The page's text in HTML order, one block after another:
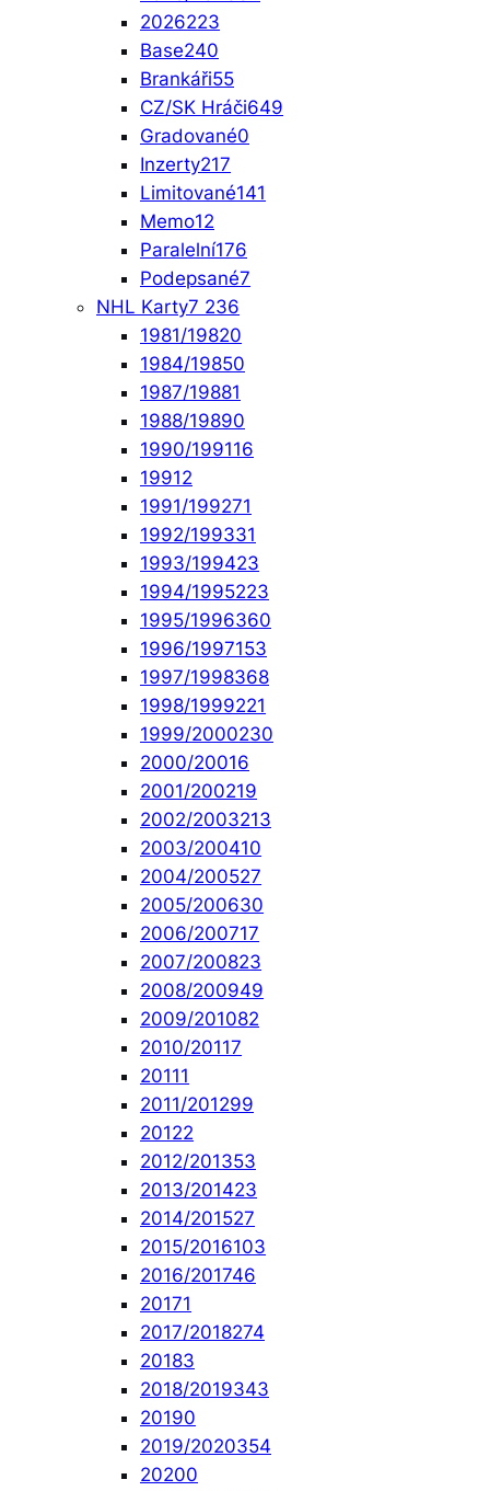
2026223
Base240
Brankáři55
CZ/SK Hráči649
Gradované0
Inzerty217
Limitované141
Memo12
Paralelní176
Podepsané7
NHL Karty7 236
1981/19820
1984/19850
1987/19881
1988/19890
1990/199116
19912
1991/199271
1992/199331
1993/199423
1994/1995223
1995/1996360
1996/1997153
1997/1998368
1998/1999221
1999/2000230
2000/20016
2001/200219
2002/2003213
2003/200410
2004/200527
2005/200630
2006/200717
2007/200823
2008/200949
2009/201082
2010/20117
20111
2011/201299
20122
2012/201353
2013/201423
2014/201527
2015/2016103
2016/201746
20171
2017/2018274
20183
2018/2019343
20190
2019/2020354
20200